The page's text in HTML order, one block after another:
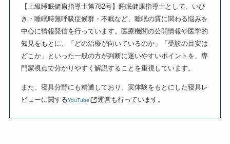
【上級睡眠健康指導士第782号】睡眠健康指導士として、いび
き・睡眠時無呼吸症候群・不眠など、睡眠の質に関わる悩みを
中心に情報発信を行っています。医療機関の公開情報や医学的
知見をもとに、「どの治療が向いているのか」「受診の目安は
どこか」といった一般の方が判断に迷いやすいポイントを、専
門家視点で分かりやすく解説することを重視しています。
また、寝具分野にも精通しており、実体験をもとにした寝具レ
ビューに関するYouTube 運営も行っています。